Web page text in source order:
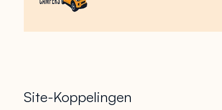
Site-Koppelingen